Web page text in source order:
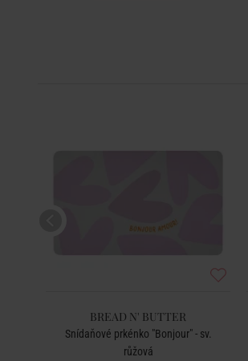
BREAD N' BUTTER
Snídaňové prkénko "Bonjour" - sv.
růžová